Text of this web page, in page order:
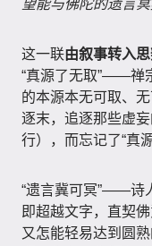
望能与佛陀的遗言
这一联由叙事转入
“真源了无取”——禅
的本源本无可取、
逐末，追逐那些虚
行），而忘记了“真源
“遗言冀可冥”——诗
即超越文字，直契
又怎能轻易达到圆熟